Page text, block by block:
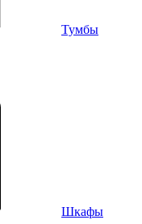
Тумбы
Шкафы